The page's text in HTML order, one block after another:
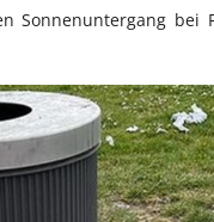
Sonnenuntergang bei
Die
diesen Stil
mit